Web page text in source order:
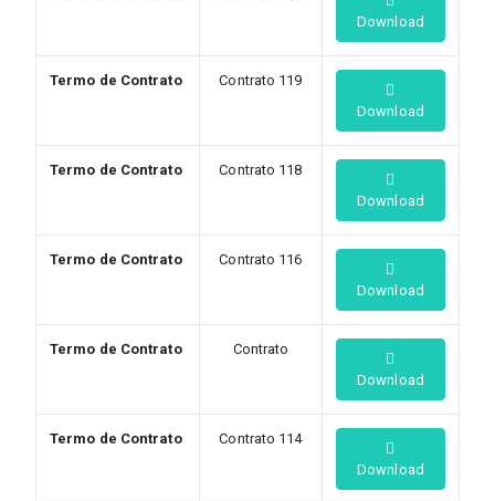
Download
Termo de Contrato
Contrato 119
Download
Termo de Contrato
Contrato 118
Download
Termo de Contrato
Contrato 116
Download
Termo de Contrato
Contrato
Download
Termo de Contrato
Contrato 114
Download